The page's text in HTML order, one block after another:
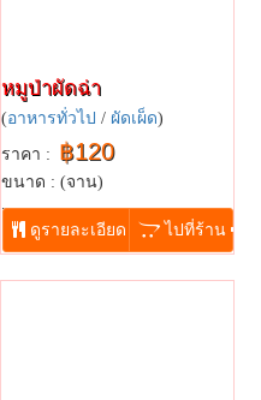
หมูป่าผัดฉ่า
(อาหารทั่วไป / ผัดเผ็ด)
ราคา : ฿120
ขนาด : (จาน)
...
ดูรายละเอียด ไปที่ร้าน